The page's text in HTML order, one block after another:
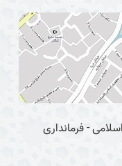
- فرمانداری